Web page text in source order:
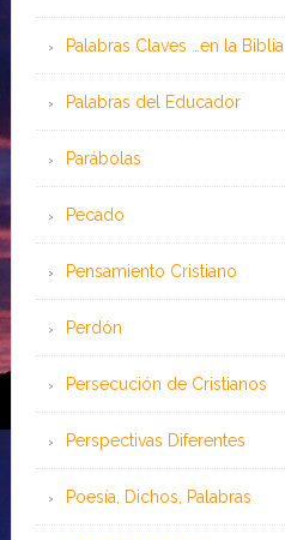
Palabras Claves …en la Biblia
Palabras del Educador
Parábolas
Pecado
Pensamiento Cristiano
Perdón
Persecución de Cristianos
Perspectivas Diferentes
Poesía, Dichos, Palabras